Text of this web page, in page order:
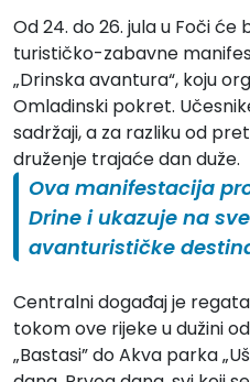
Od 24. do 26. jula u Foči
turističko-zabavne
„Drinska avantura“, koju
Omladinski pokret.
sadržaji, a za razliku od
druženje trajaće dan duže.
Ova manifestacija
Drine i ukazuje na
avanturističke
Centralni događaj je
tokom ove rijeke u dužini
„Bastasi” do Akva parka